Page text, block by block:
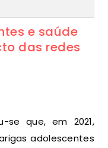
e saúde
das redes
adolescentes